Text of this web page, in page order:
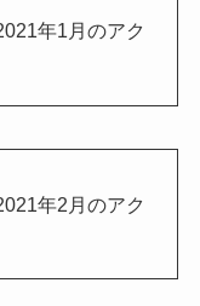
年1月のアク
年2月のアク